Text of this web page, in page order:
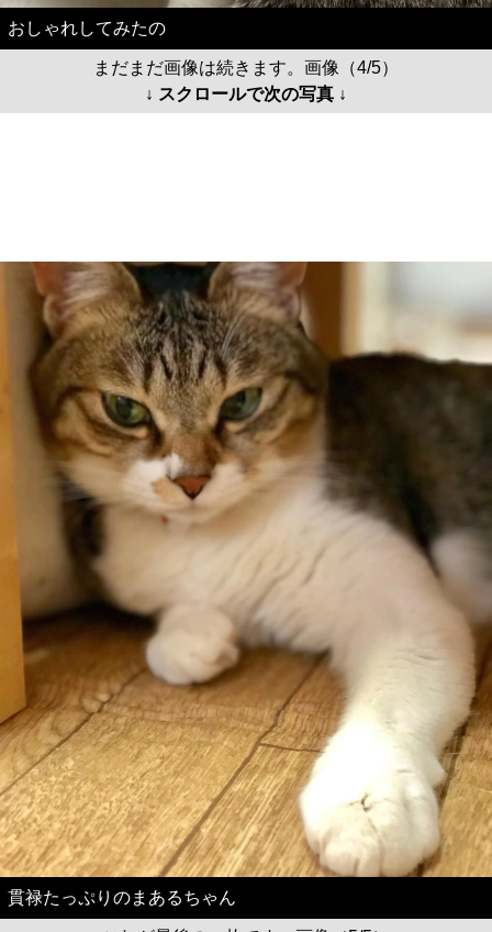
おしゃれしてみたの
まだまだ画像は続きます。画像（4/5）
↓ スクロールで次の写真 ↓
貫禄たっぷりのまあるちゃん